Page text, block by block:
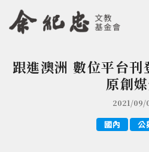
Jump to
Jump to Main
您在這裡
跟進澳洲 數位平台刊
原創
2021/09/
國內 公